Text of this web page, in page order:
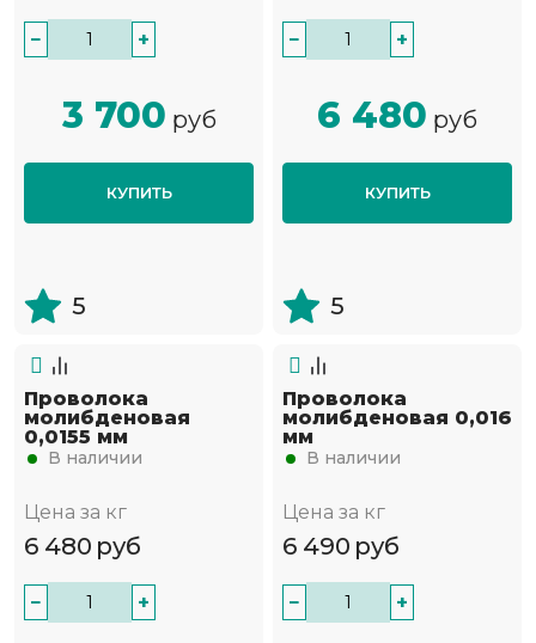
− +
3 700 руб
КУПИТЬ
5
− +
6 480 руб
КУПИТЬ
5
Проволока
молибденовая
0,0155 мм
В наличии
Цена за кг
6 480 руб
− +
Проволока
молибденовая 0,016
мм
В наличии
Цена за кг
6 490 руб
− +